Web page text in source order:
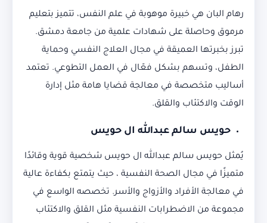
رهام البان هي خبيرة موهوبة في علم النفس، تتميز بتعليم
مرموق وحاصلة على شهادات علمية من جامعة دمشق.
تبرز بخبرتها العميقة في مجال العلاج النفسي وحماية
الطفل، وتسهم بشكل فعّال في العمل التطوعي. تعتمد
أساليب متخصصة في معالجة قضايا هامة مثل إدارة
الوقت والاكتئاب والقلق.
حويس سالم عبدالله ال حويس
يُمثل حويس سالم عبدالله ال حويس شخصية قوية وقائدًا
متميزًا في مجال الصحة النفسية ، حيث يتمتع بكفاءة عالية
في معالجة الأفراد والأزواج والأسر. تخصصه الواسع في
مجموعة من الاضطرابات النفسية مثل القلق والاكتئاب